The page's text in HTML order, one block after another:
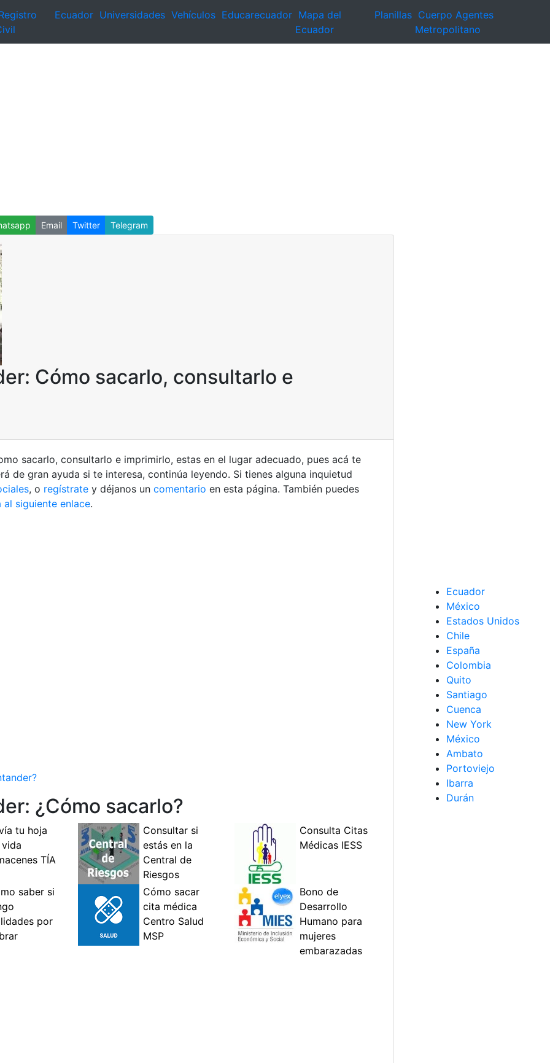
Ecuador Universidades Vehículos Educarecuador Mapa del
Ecuador
Planillas Cuerpo Agentes
Metropolitano
Email Twitter Telegram
Cómo sacarlo, consultarlo e
sacarlo, consultarlo e imprimirlo, estas en el lugar adecuado, pues acá te
de gran ayuda si te interesa, continúa leyendo. Si tienes alguna inquietud
, o regístrate y déjanos un comentario en esta página. También puedes
al siguiente enlace.
¿Cómo sacarlo?
Ecuador
México
Estados Unidos
Chile
España
Colombia
Quito
Santiago
Cuenca
New York
México
Ambato
Portoviejo
Ibarra
Durán